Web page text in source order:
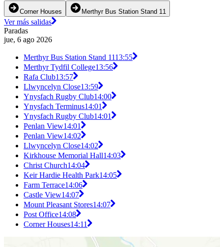
Corner Houses Merthyr Bus Station Stand 11
Ver más salidas
Paradas
jue, 6 ago 2026
Merthyr Bus Station Stand 1113:55
Merthyr Tydfil College13:56
Rafa Club13:57
Llwyncelyn Close13:59
Ynysfach Rugby Club14:00
Ynysfach Terminus14:01
Ynysfach Rugby Club14:01
Penlan View14:01
Penlan View14:02
Llwyncelyn Close14:02
Kirkhouse Memorial Hall14:03
Christ Church14:04
Keir Hardie Health Park14:05
Farm Terrace14:06
Castle View14:07
Mount Pleasant Stores14:07
Post Office14:08
Corner Houses14:11